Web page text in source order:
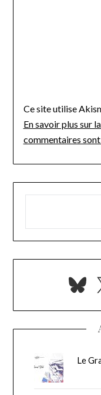
Ce site utilise
En savoir plus sur
commentaires
Le